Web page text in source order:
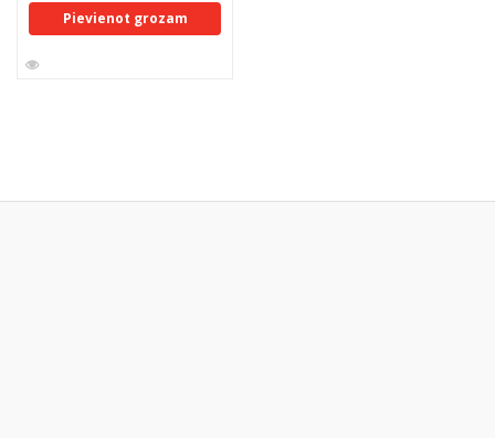
Pievienot grozam